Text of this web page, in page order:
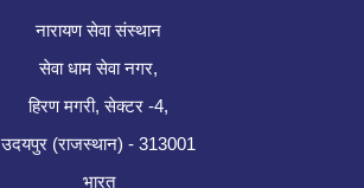
नारायण सेवा संस्थान
सेवा धाम सेवा नगर,
हिरण मगरी, सेक्टर -4,
उदयपुर (राजस्थान) - 313001
भारत